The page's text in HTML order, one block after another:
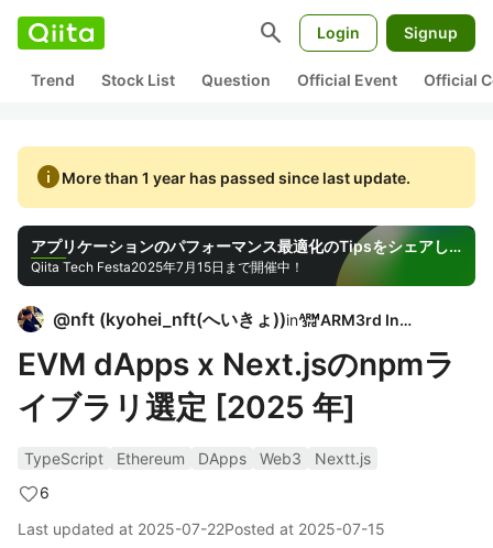
search Login Signup
Trend Stock List Question Official Event Official
infoMore than 1 year has passed since last update.
アプリケーションのパフォーマンス最適化のTipsをシェアしよう！
Qiita Tech Festa2025年7月15日まで開催中！
@nft (kyohei_nft(へいきょ))in ARM3rd Inc.
EVM dApps x Next.jsのnpmラ
イブラリ選定 [2025 年]
TypeScript Ethereum DApps Web3
Nextt.js
6
Last updated at 2025-07-22Posted at 2025-07-15